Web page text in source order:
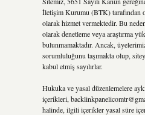
İletişim Kurumu (BTK) tarafından
olarak hizmet vermektedir. Bu
olarak denetleme veya araştırma
bulunmamaktadır. Ancak,
sorumluluğunu taşımakta olup,
kabul etmiş sayılırlar.
Hukuka ve yasal düzenlemelere
içerikleri,
halinde, ilgili içerikler yasal süre